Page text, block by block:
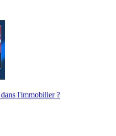
l'immobilier ?